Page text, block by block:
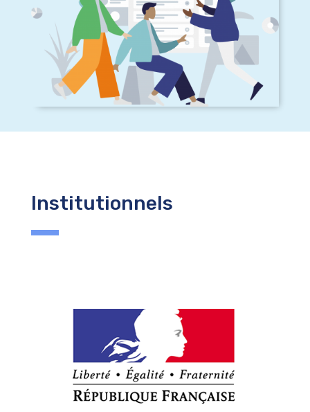
Institutionnels